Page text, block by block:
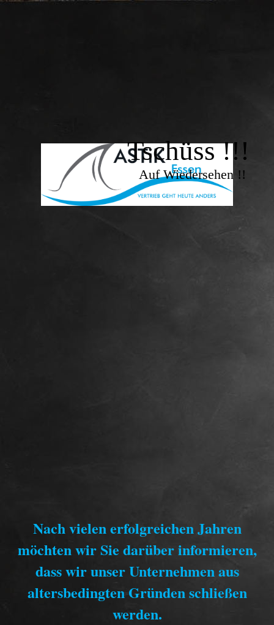
Tschüss !!!
Auf Wiedersehen !!
Nach vielen erfolgreichen Jahren
möchten wir Sie darüber informieren,
dass wir unser Unternehmen aus
altersbedingten Gründen schließen
werden.